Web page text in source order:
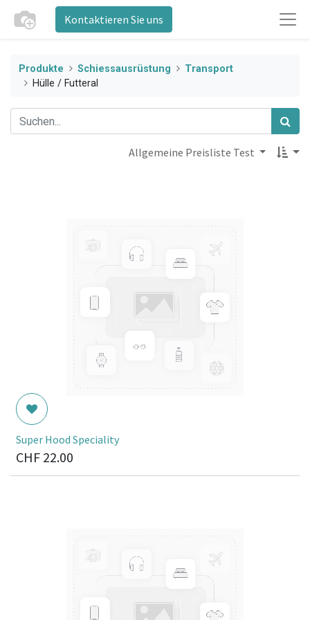
Kontaktieren Sie uns
Produkte Schiessausrüstung
Transport
Hülle / Futteral
Allgemeine Preisliste Test
Super Hood Speciality
CHF 22.00